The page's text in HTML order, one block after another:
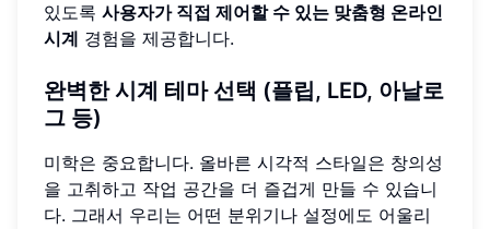
있도록 사용자가 직접 제어할 수 있는 맞춤형 온라인
시계 경험을 제공합니다.
완벽한 시계 테마 선택 (플립, LED, 아날로
그 등)
미학은 중요합니다. 올바른 시각적 스타일은 창의성
을 고취하고 작업 공간을 더 즐겁게 만들 수 있습니
다. 그래서 우리는 어떤 분위기나 설정에도 어울리